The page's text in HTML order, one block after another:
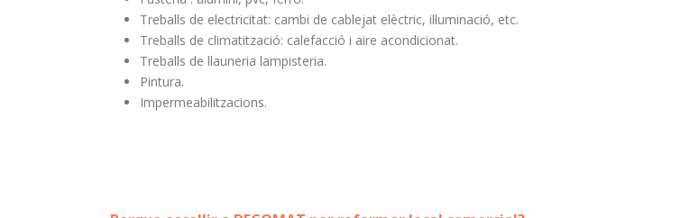
Treballs de electricitat: cambi de cablejat elèctric, il·luminació, etc.
Treballs de climatització: calefacció i aire acondicionat.
Treballs de llauneria lampisteria.
Pintura.
Impermeabilitzacions.